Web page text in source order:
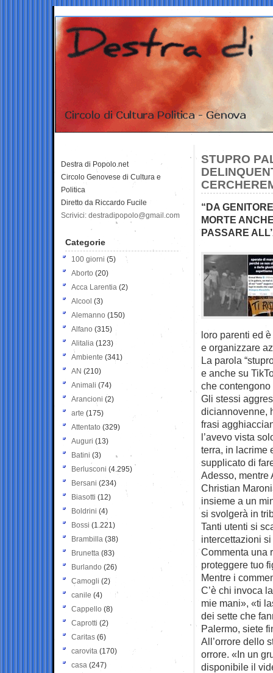
STUPRO
“DA
MORTE
PASSARE
loro parenti ed
e organizzare
La parola
e anche su
che
Gli stessi
diciannovenne,
frasi
l’avevo vista
terra, in lacrime
supplicato di
Adesso, mentre
Christian
insieme a un
si svolgerà in
Tanti utenti si
intercettazioni
Commenta una
proteggere tuo
Mentre i
C’è chi invoca
mie mani», «ti
dei sette che
Palermo, siete
All’orrore dello
orrore. «In un
disponibile il
Destra di Popolo.net
Circolo Genovese di Cultura e
Politica
Diretto da Riccardo Fucile
Scrivici: destradipopolo@gmail.com
Categorie
100 giorni (5)
Aborto (20)
Acca Larentia (2)
Alcool (3)
Alemanno (150)
Alfano (315)
Alitalia (123)
Ambiente (341)
AN (210)
Animali (74)
Arancioni (2)
arte (175)
Attentato (329)
Auguri (13)
Batini (3)
Berlusconi (4.295)
Bersani (234)
Biasotti (12)
Boldrini (4)
Bossi (1.221)
Brambilla (38)
Brunetta (83)
Burlando (26)
Camogli (2)
canile (4)
Cappello (8)
Caprotti (2)
Caritas (6)
carovita (170)
casa (247)